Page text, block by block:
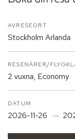
AVRESEORT
Stockholm Arlanda
DATUM
2026-11-26
RESENÄRER/
2 vuxna, Economy